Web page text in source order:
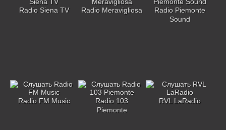
Radio Siena TV Radio Meravigliosa
Radio Piemonte
Sound
Radio FM Music
Radio 103
Piemonte
RVL LaRadio